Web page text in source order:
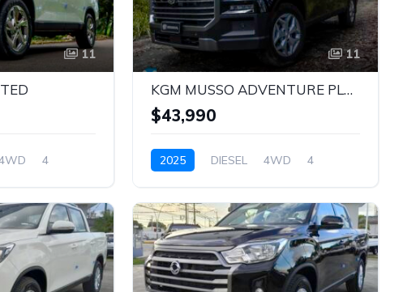
11
4
11
KGM MUSSO ADVENTURE PLUS
$43,990
2025 DIESEL 4WD
4